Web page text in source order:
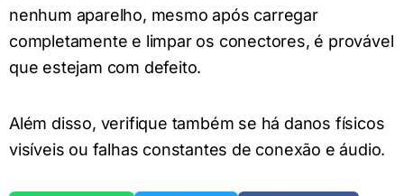
nenhum aparelho, mesmo após carregar
completamente e limpar os conectores, é provável
que estejam com defeito.
Além disso, verifique também se há danos físicos
visíveis ou falhas constantes de conexão e áudio.